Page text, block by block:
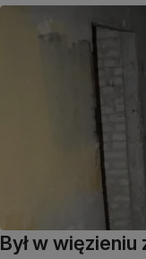
Był w